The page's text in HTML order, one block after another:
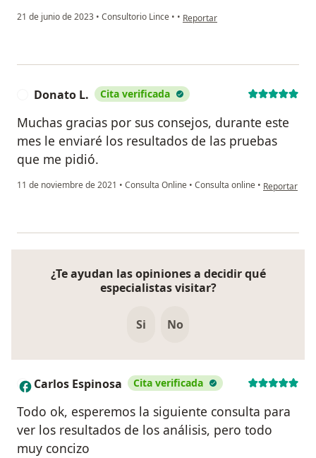
21 de junio de 2023 • Consultorio Lince • • en opinión del usuario Martin
Reportar
Donato L. Cita verificada
Muchas gracias por sus consejos, durante este
mes le enviaré los resultados de las pruebas
que me pidió.
11 de noviembre de 2021 • Consulta Online • Consulta online • en opinión
Reportar
¿Te ayudan las opiniones a decidir qué
especialistas visitar?
Si No
C Carlos Espinosa Cita verificada
Todo ok, esperemos la siguiente consulta para
ver los resultados de los análisis, pero todo
muy concizo